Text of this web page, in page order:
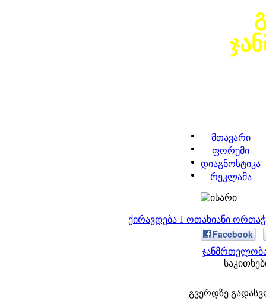
მთავარი
ფორუმი
დიაგნოსტიკა
რეკლამა
ქირავდება 1 ოთახიანი
Facebook
გვერდზე